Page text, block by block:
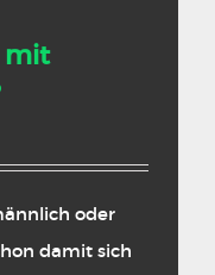
mit
oder
damit sich